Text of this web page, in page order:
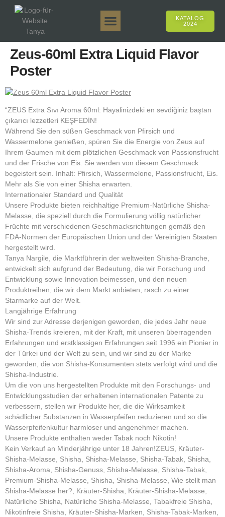
KATALOG
2024
Zeus-60ml Extra Liquid Flavor
Poster
“ZEUS Extra Sıvı Aroma 60ml: Hayalinizdeki en sevdiğiniz baştan
çıkarıcı lezzetleri KEŞFEDİN!
Während Sie den süßen Geschmack von Pfirsich und
Wassermelone genießen, spüren Sie die Energie von Zeus auf
Ihrem Gaumen mit dem plötzlichen Geschmack von Passionsfrucht
und der Frische von Eis. Sie werden von diesem Geschmack
begeistert sein. Inhalt: Pfirsich, Wassermelone, Passionsfrucht, Eis.
Mehr als Sie von einer Shisha erwarten.
Internationaler Standard und Qualität
Unsere Produkte bieten reichhaltige Premium-Natürliche Shisha-
Melasse, die speziell durch die Formulierung völlig natürlicher
Früchte mit verschiedenen Geschmacksrichtungen gemäß den
FDA-Normen der Europäischen Union und der Vereinigten Staaten
hergestellt wird.
Tanya Nargile, die Marktführerin der weltweiten Shisha-Branche,
entwickelt sich aufgrund der Bedeutung, die wir Forschung und
Entwicklung sowie Innovation beimessen, und den neuen
Produktreihen, die wir dem Markt anbieten, rasch zu einer
Starmarke auf der Welt.
Langjährige Erfahrung
Wir sind zur Adresse derjenigen geworden, die jedes Jahr neue
Shisha-Trends kreieren, mit der Kraft, mit unseren überragenden
Erfahrungen und erstklassigen Erfahrungen seit 1996 ein Pionier in
der Türkei und der Welt zu sein, und wir sind zu der Marke
geworden, die von Shisha-Konsumenten stets verfolgt wird und die
Shisha-Industrie.
Um die von uns hergestellten Produkte mit den Forschungs- und
Entwicklungsstudien der erhaltenen internationalen Patente zu
verbessern, stellen wir Produkte her, die die Wirksamkeit
schädlicher Substanzen in Wasserpfeifen reduzieren und so die
Wasserpfeifenkultur harmloser und angenehmer machen.
Unsere Produkte enthalten weder Tabak noch Nikotin!
Kein Verkauf an Minderjährige unter 18 Jahren!ZEUS, Kräuter-
Shisha-Melasse, Shisha, Shisha-Melasse, Shisha-Tabak, Shisha,
Shisha-Aroma, Shisha-Genuss, Shisha-Melasse, Shisha-Tabak,
Premium-Shisha-Melasse, Shisha, Shisha-Melasse, Wie stellt man
Shisha-Melasse her?, Kräuter-Shisha, Kräuter-Shisha-Melasse,
Natürliche Shisha, Natürliche Shisha-Melasse, Tabakfreie Shisha,
Nikotinfreie Shisha, Kräuter-Shisha-Marken, Shisha-Tabak-Marken,